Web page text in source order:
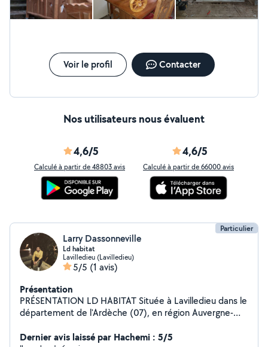
Voir le profil Contacter
Nos utilisateurs nous évaluent
4,6/5
Calculé à partir de 48803 avis
4,6/5
Calculé à partir de 66000 avis
Particulier
Larry Dassonneville
Ld habitat
Lavilledieu (Lavilledieu)
5/5 (1 avis)
Présentation
PRÉSENTATION LD HABITAT Située à Lavilledieu dans le
département de l'Ardèche (07), en région Auvergne-
dans les travaux paysagers : abattage, élagage, taille de
Dernier avis laissé par Hachemi : 5/5